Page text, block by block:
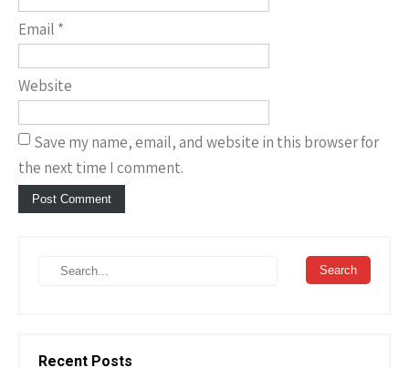
Email *
Website
Save my name, email, and website in this browser for
the next time I comment.
Recent Posts